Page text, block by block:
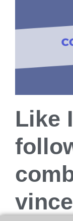
Like